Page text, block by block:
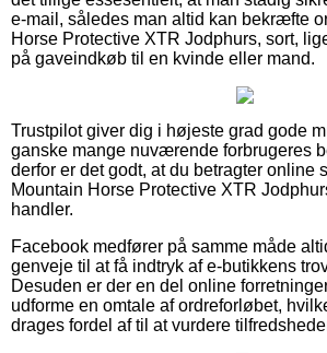
e-mail, således man altid kan bekræfte
Horse Protective XTR Jodphurs, sort,
på gaveindkøb til en kvinde eller mand.
Trustpilot giver dig i højeste grad gode
ganske mange nuværende forbrugeres
derfor er det godt, at du betragter online
Mountain Horse Protective XTR
handler.
Facebook medfører på samme måde
genveje til at få indtryk af e-butikkens
Desuden er der en del online
udforme en omtale af ordreforløbet,
drages fordel af til at vurdere